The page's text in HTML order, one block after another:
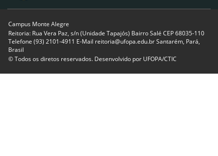
Campus Monte Alegre
Reitoria: Rua Vera Paz, s/n (Unidade Tapajós) Bairro Salé CEP 68035-110
Telefone (93) 2101-4911 E-Mail reitoria@ufopa.edu.br Santarém, Pará,
Brasil
© Todos os diretos reservados. Desenvolvido por UFOPA/CTIC